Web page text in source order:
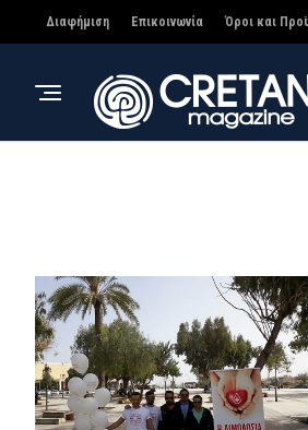
Διαφήμιση Επικοινωνία Όροι και